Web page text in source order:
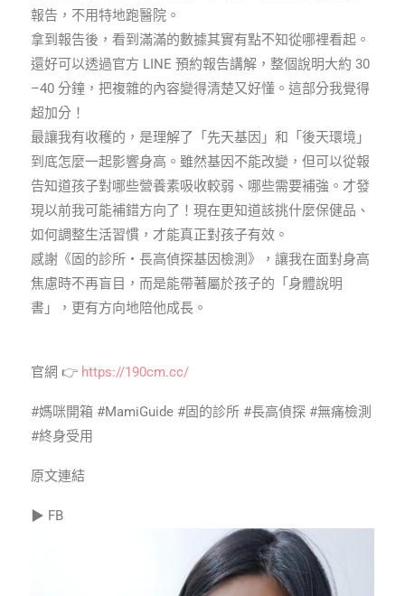
報告，不用特地跑醫院。
拿到報告後，看到滿滿的數據其實有點不知從哪裡看起。
還好可以透過官方 LINE 預約報告講解，整個說明大約 30
–40 分鐘，把複雜的內容變得清楚又好懂。這部分我覺得
超加分！
最讓我有收穫的，是理解了「先天基因」和「後天環境」
到底怎麼一起影響身高。雖然基因不能改變，但可以從報
告知道孩子對哪些營養素吸收較弱、哪些需要補強。才發
現以前我可能補錯方向了！現在更知道該挑什麼保健品、
如何調整生活習慣，才能真正對孩子有效。
感謝《固的診所・長高偵探基因檢測》，讓我在面對身高
焦慮時不再盲目，而是能帶著屬於孩子的「身體說明
書」，更有方向地陪他成長。
官網 👉 https://190cm.cc/
#媽咪開箱 #MamiGuide #固的診所 #長高偵探 #無痛檢測
#終身受用
原文連結
▶ FB